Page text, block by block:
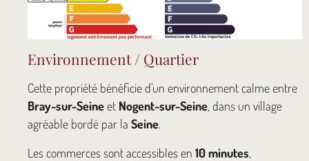
Environnement / Quartier
Cette propriété bénéficie d'un environnement calme entre
Bray-sur-Seineet Nogent-sur-Seine, dans un village
agréable bordé par la Seine.
Les commerces sont accessibles en 10 minutes,